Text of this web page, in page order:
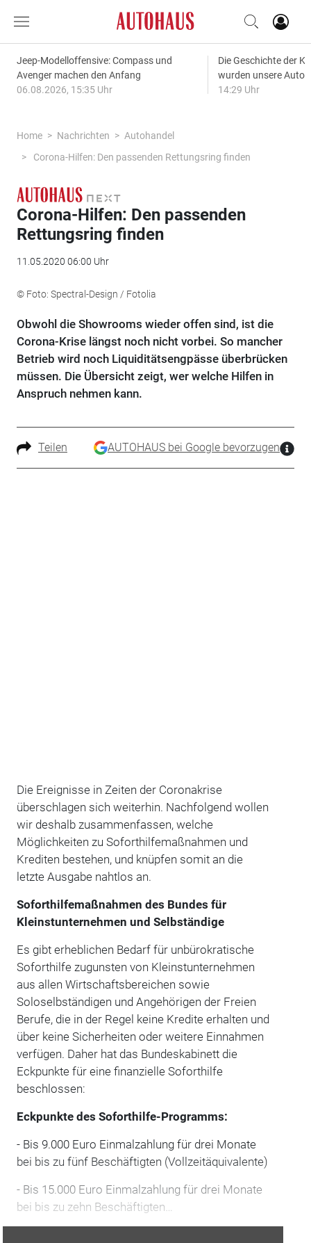
Jeep-Modelloffensive: Compass und
Avenger machen den Anfang
06.08.2026, 15:35 Uhr
Die Geschichte der
wurden unsere
14:29 Uhr
Home Nachrichten
Autohandel
Corona-Hilfen: Den passenden Rettungsring finden
Corona-Hilfen: Den passenden
Rettungsring finden
11.05.2020 06:00 Uhr
© Foto: Spectral-Design / Fotolia
Obwohl die Showrooms wieder offen sind, ist die
Corona-Krise längst noch nicht vorbei. So mancher
Betrieb wird noch Liquiditätsengpässe überbrücken
müssen. Die Übersicht zeigt, wer welche Hilfen in
Anspruch nehmen kann.
Teilen AUTOHAUS bei Google bevorzugen
Die Ereignisse in Zeiten der Coronakrise
überschlagen sich weiterhin. Nachfolgend wollen
wir deshalb zusammenfassen, welche
Möglichkeiten zu Soforthilfemaßnahmen und
Krediten bestehen, und knüpfen somit an die
letzte Ausgabe nahtlos an.
Soforthilfemaßnahmen des Bundes für
Kleinstunternehmen und Selbständige
Es gibt erheblichen Bedarf für unbürokratische
Soforthilfe zugunsten von Kleinstunternehmen
aus allen Wirtschaftsbereichen sowie
Soloselbständigen und Angehörigen der Freien
Berufe, die in der Regel keine Kredite erhalten und
über keine Sicherheiten oder weitere Einnahmen
verfügen. Daher hat das Bundeskabinett die
Eckpunkte für eine finanzielle Soforthilfe
beschlossen:
Eckpunkte des Soforthilfe-Programms:
- Bis 9.000 Euro Einmalzahlung für drei Monate
bei bis zu fünf Beschäftigten (Vollzeitäquivalente)
- Bis 15.000 Euro Einmalzahlung für drei Monate
bei bis zu zehn Beschäftigten…